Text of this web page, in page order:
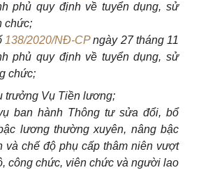
phủ quy định về tuyển dụng, sử
chức;
138/2020/NĐ-CPngày 27 tháng 11
phủ quy định về tuyển dụng, sử
chức;
trưởng Vụ Tiền lương;
ban hành Thông tư sửa đổi, bổ
lương thường xuyên, nâng bậc
và chế độ phụ cấp thâm niên vượt
công chức, viên chức và người lao